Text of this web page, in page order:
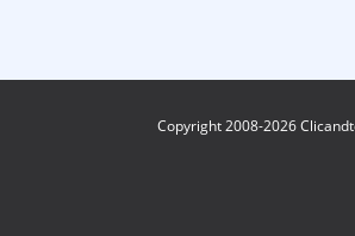
Copyright 2008-2026